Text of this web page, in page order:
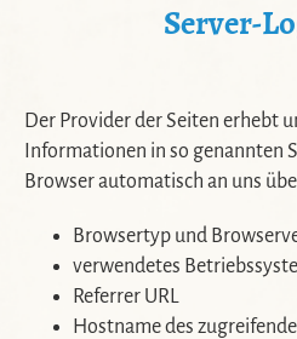
Server-
Der Provider der Seiten erhebt
Informationen in so genannten
Browser automatisch an uns
Browsertyp und
verwendetes
Referrer URL
Hostname des